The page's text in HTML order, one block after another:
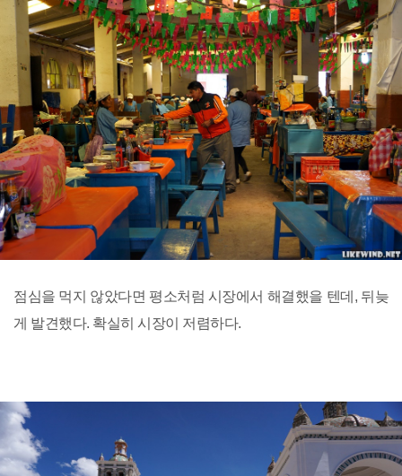
점심을 먹지 않았다면 평소처럼 시장에서 해결했을 텐데, 뒤늦
게 발견했다. 확실히 시장이 저렴하다.